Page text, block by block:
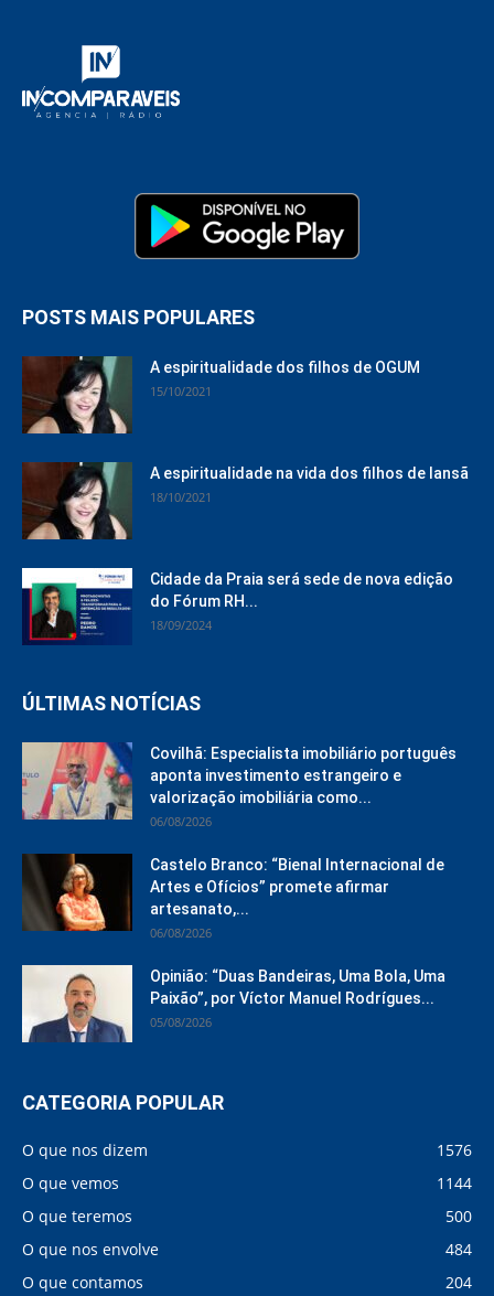
POSTS MAIS POPULARES
A espiritualidade dos filhos de OGUM
15/10/2021
A espiritualidade na vida dos filhos de Iansã
18/10/2021
Cidade da Praia será sede de nova edição
do Fórum RH...
18/09/2024
ÚLTIMAS NOTÍCIAS
Covilhã: Especialista imobiliário português
aponta investimento estrangeiro e
valorização imobiliária como...
06/08/2026
Castelo Branco: “Bienal Internacional de
Artes e Ofícios” promete afirmar
artesanato,...
06/08/2026
Opinião: “Duas Bandeiras, Uma Bola, Uma
Paixão”, por Víctor Manuel Rodrígues...
05/08/2026
CATEGORIA POPULAR
O que nos dizem
1576
O que vemos
1144
O que teremos
500
O que nos envolve
484
O que contamos
204